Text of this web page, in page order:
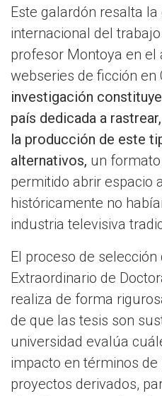
Este galardón resalta
internacional del
profesor Montoya en el
webseries de ficción en
investigación
país dedicada a
la producción de este
alternativos, un
permitido abrir espacio
históricamente no
industria televisiva
El proceso de selección
Extraordinario de
realiza de forma
de que las tesis son
universidad evalúa
impacto en términos de
proyectos derivados,